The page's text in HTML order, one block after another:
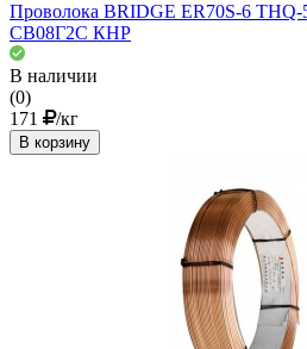
Проволока BRIDGE ER70S-6 THQ-
СВ08Г2С КНР
В наличии
(0)
171
/кг
В корзину